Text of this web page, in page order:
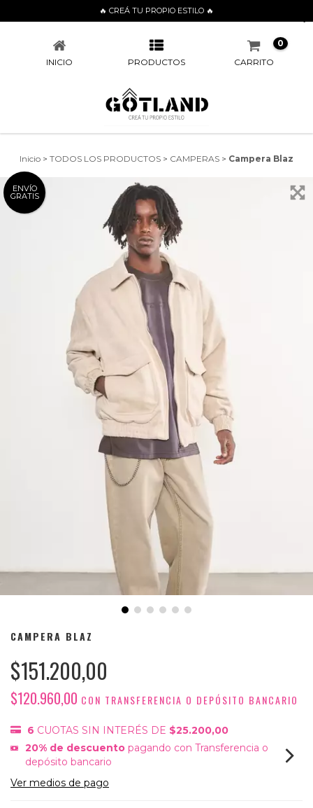
🔥 CREÁ TU PROPIO ESTILO 🔥
CAMPERA BLAZ
INICIO PRODUCTOS CARRITO
0
Inicio > TODOS LOS PRODUCTOS > CAMPERAS > Campera Blaz
ENVÍO
GRATIS
CAMPERA BLAZ
$151.200,00
$120.960,00 CON TRANSFERENCIA O DEPÓSITO BANCARIO
6 CUOTAS SIN INTERÉS DE $25.200,00
20% de descuento pagando con Transferencia o
depósito bancario
Ver medios de pago